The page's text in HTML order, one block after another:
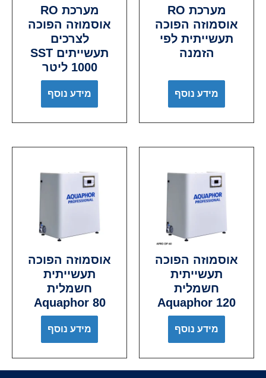
מערכת RO
אוסמוזה הפוכה
תעשייתית לפי
הזמנה
מידע נוסף
מערכת RO
אוסמוזה הפוכה
לצרכים
תעשייתים SST
1000 ליטר
מידע נוסף
אוסמוזה הפוכה
תעשייתית
חשמלית
Aquaphor 120
מידע נוסף
אוסמוזה הפוכה
תעשייתית
חשמלית
Aquaphor 80
מידע נוסף